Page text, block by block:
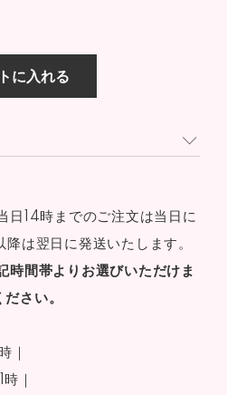
に入れる
日14時までのご注文は当日に
は翌日に発送いたします。
時間帯よりお選びいただけま
さい。
｜
｜